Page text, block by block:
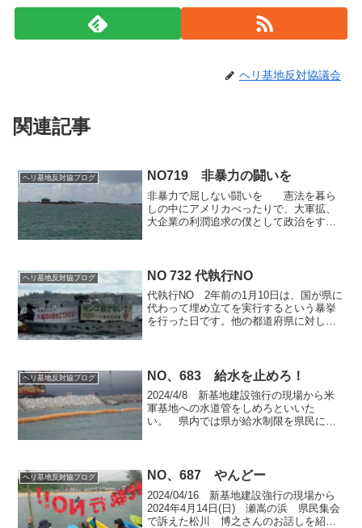
ヘリ基地反対協議会
関連記事
ヘリ基地反対協ブログ NO719 非暴力の闘いを
非暴力で屈しない闘いを 憲法を暮ら
しの中にアメリカべったりで、大軍拡、
大企業の利潤追求の僕として政治をすす
憲法のカヤの外に置かれ、イ...
ヘリ基地反対協ブログ NO 732 代執行NO
代執行NO 2年前の1月10日は、国が県に
代わって埋め立てを実行するという暴挙
を行った日です。他の都道府県に対して
議会・海上行動チー...
ヘリ基地反対協ブログ NO、683 給水を止めろ！
2024/4/8 新基地建設強行の現場から米
軍基地への水道管をしめろといいた
い。 県内では県が給水制限を県民に呼
20％近く増えた...
ヘリ基地反対協ブログ NO、687 やんどー
2024/04/16 新基地建設強行の現場から
2024年4月14日(日) 瀬嵩の浜 県民集会
で訴えた松川 博之さんのお話しを紹介